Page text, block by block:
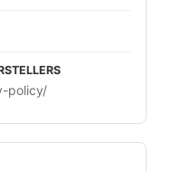
policy/